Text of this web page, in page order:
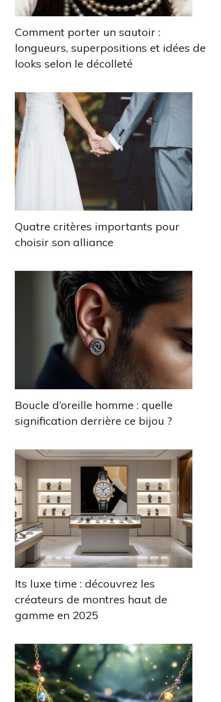
Comment porter un sautoir :
longueurs, superpositions et idées de
looks selon le décolleté
Quatre critères importants pour
choisir son alliance
Boucle d’oreille homme : quelle
signification derrière ce bijou ?
Its luxe time : découvrez les
créateurs de montres haut de
gamme en 2025